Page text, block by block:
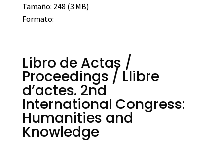
Tamaño: 248 (3 MB)
Formato:
Libro de Actas /
Proceedings / Llibre
d’actes. 2nd
International Congress:
Humanities and
Knowledge